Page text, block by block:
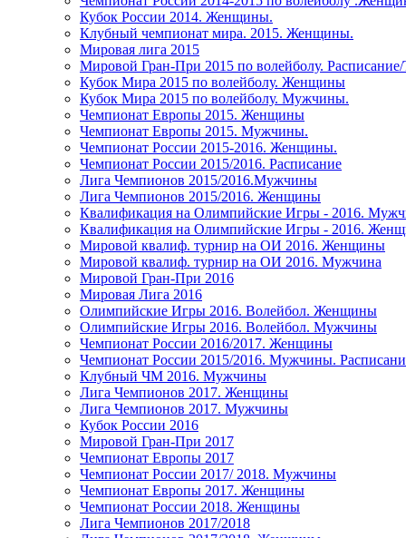
Кубок России 2014. Женщины.
Клубный чемпионат мира. 2015. Женщины.
Мировая лига 2015
Мировой Гран-При 2015 по волейболу.
Кубок Мира 2015 по волейболу. Женщины
Кубок Мира 2015 по волейболу. Мужчины.
Чемпионат Европы 2015. Женщины
Чемпионат Европы 2015. Мужчины.
Чемпионат России 2015-2016. Женщины.
Чемпионат России 2015/2016. Расписание
Лига Чемпионов 2015/2016.Мужчины
Лига Чемпионов 2015/2016. Женщины
Квалификация на Олимпийские Игры - 2016.
Квалификация на Олимпийские Игры - 2016.
Мировой квалиф. турнир на ОИ 2016. Женщины
Мировой квалиф. турнир на ОИ 2016. Мужчина
Мировой Гран-При 2016
Мировая Лига 2016
Олимпийские Игры 2016. Волейбол. Женщины
Олимпийские Игры 2016. Волейбол. Мужчины
Чемпионат России 2016/2017. Женщины
Чемпионат России 2015/2016. Мужчины.
Клубный ЧМ 2016. Мужчины
Лига Чемпионов 2017. Женщины
Лига Чемпионов 2017. Мужчины
Кубок России 2016
Мировой Гран-При 2017
Чемпионат Европы 2017
Чемпионат России 2017/ 2018. Мужчины
Чемпионат Европы 2017. Женщины
Чемпионат России 2018. Женщины
Лига Чемпионов 2017/2018